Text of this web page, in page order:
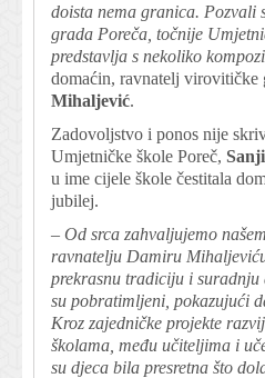
doista nema granica. Pozvali
grada Poreča, točnije
predstavlja s nekoliko
domaćin, ravnatelj virovitičke
Mihaljević.
Zadovoljstvo i ponos nije
Umjetničke škole Poreč,
u ime cijele škole čestitala
jubilej.
– Od srca zahvaljujemo
ravnatelju Damiru
prekrasnu tradiciju i
su pobratimljeni, pokazujući
Kroz zajedničke projekte
školama, među učiteljima i
su djeca bila presretna što